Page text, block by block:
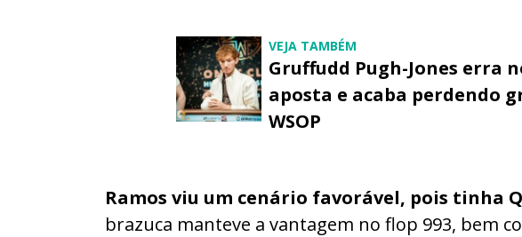
VEJA TAMBÉM
Gruffudd Pugh-Jones erra
aposta e acaba perdendo
WSOP
Ramos viu um cenário favorável, pois tinha
brazuca manteve a vantagem no flop 993, bem